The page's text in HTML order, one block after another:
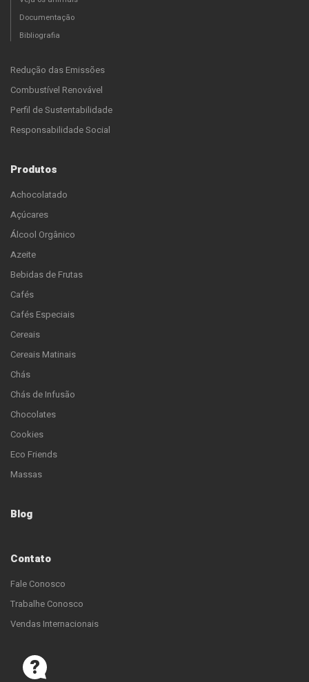
Documentação
Bibliografia
Redução das Emissões
Combustível Renovável
Perfil de Sustentabilidade
Responsabilidade Social
Produtos
Achocolatado
Açúcares
Álcool Orgânico
Azeite
Bebidas de Frutas
Cafés
Cafés Especiais
Cereais
Cereais Matinais
Chás
Chás de Infusão
Chocolates
Cookies
Eco Friends
Massas
Blog
Contato
Fale Conosco
Trabalhe Conosco
Vendas Internacionais